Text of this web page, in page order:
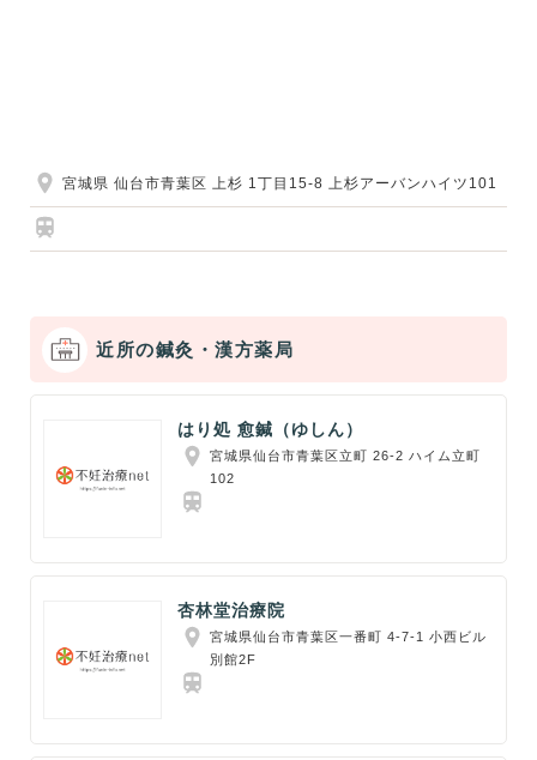
宮城県 仙台市青葉区 上杉 1丁目15-8 上杉アーバンハイツ101
近所の鍼灸・漢方薬局
はり処 愈鍼（ゆしん）
宮城県仙台市青葉区立町 26-2 ハイム立町
102
杏林堂治療院
宮城県仙台市青葉区一番町 4-7-1 小西ビル
別館2F